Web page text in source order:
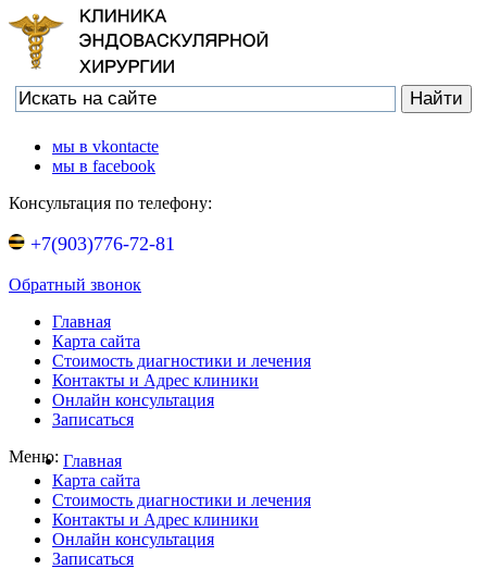
мы в vkontacte
мы в facebook
Консультация по телефону:
+7(903)776-72-81
Обратный звонок
Главная
Карта сайта
Стоимость диагностики и лечения
Контакты и Адрес клиники
Онлайн консультация
Записаться
Меню: Главная
Карта сайта
Стоимость диагностики и лечения
Контакты и Адрес клиники
Онлайн консультация
Записаться